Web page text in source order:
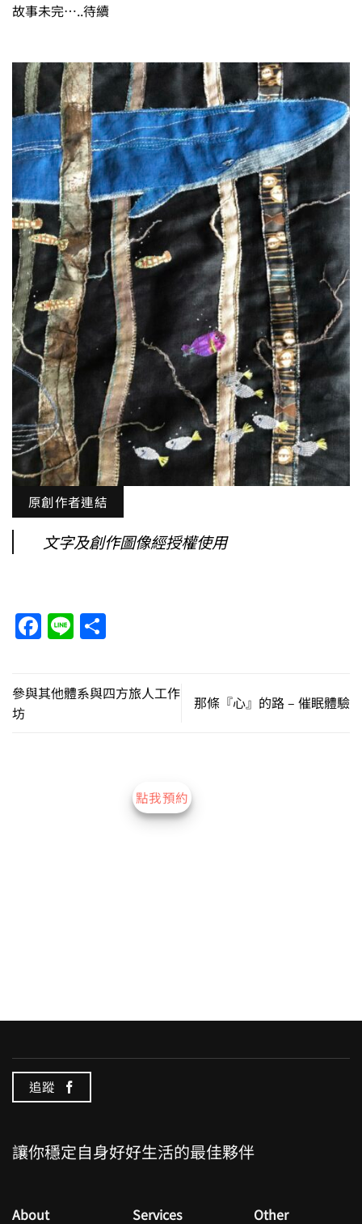
故事未完…..待續
原創作者連結
文字及創作圖像經授權使用
Facebook
Line
參與其他體系與四方旅人工作
坊
那條『心』的路 – 催眠體驗
點我預約
追蹤
讓你穩定自身好好生活的最佳夥伴
About Services Other